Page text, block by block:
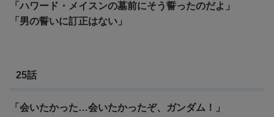
「ハワード・メイスンの墓前にそう誓ったのだよ」
「男の誓いに訂正はない」
25話
「会いたかった…会いたかったぞ、ガンダム！」